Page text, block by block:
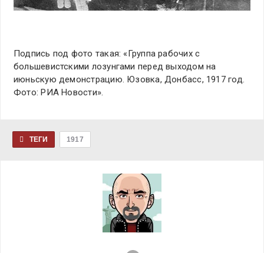
Подпись под фото такая: «Группа рабочих с
большевистскими лозунгами перед выходом на
июньскую демонстрацию. Юзовка, Донбасс, 1917 год.
Фото: РИА Новости».
ТЕГИ 1917